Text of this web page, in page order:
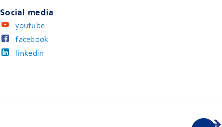
Social media
youtube
facebook
linkedin